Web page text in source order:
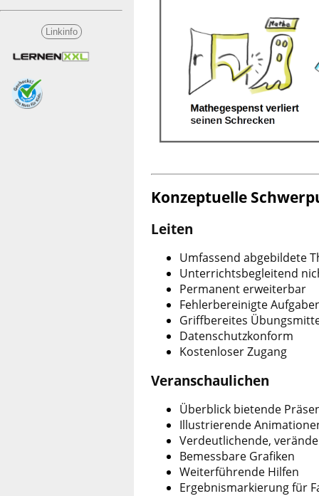
Linkinfo
Konzeptuelle
Leiten
Umfassend abgebildete
Unterrichtsbegleitend
Permanent erweiterbar
Fehlerbereinigte
Griffbereites
Datenschutzkonform
Kostenloser Zugang
Veranschaulichen
Überblick bietende
Illustrierende
Verdeutlichende,
Bemessbare Grafiken
Weiterführende Hilfen
Ergebnismarkierung für